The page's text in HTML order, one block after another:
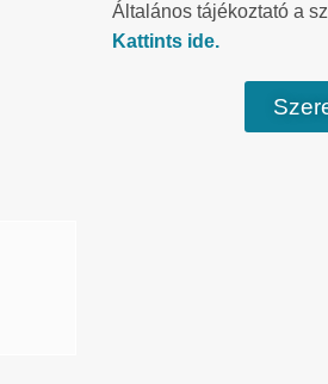
Általános tájékoztató a
Kattints ide.